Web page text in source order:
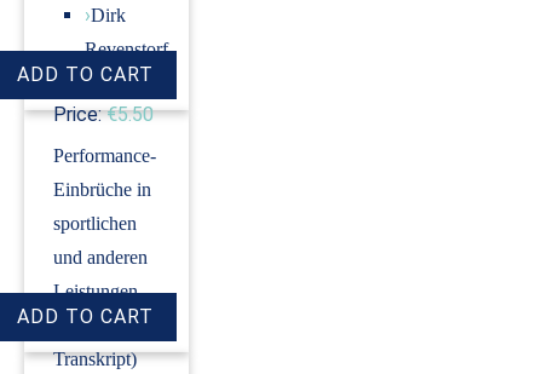
›Dirk
Revenstorf
Price: €5.50
Performance-
Einbrüche in
sportlichen
und anderen
Leistungen
(Audio +
Transkript)